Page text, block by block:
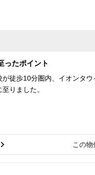
ったポイント
が徒歩10分圏内、イオンタ
りました。
この